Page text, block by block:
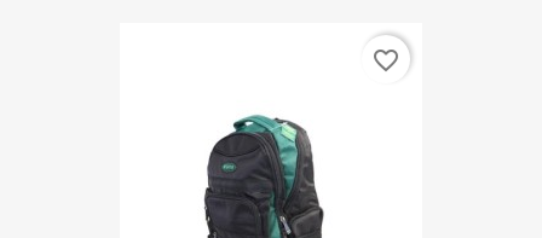
favorite_border